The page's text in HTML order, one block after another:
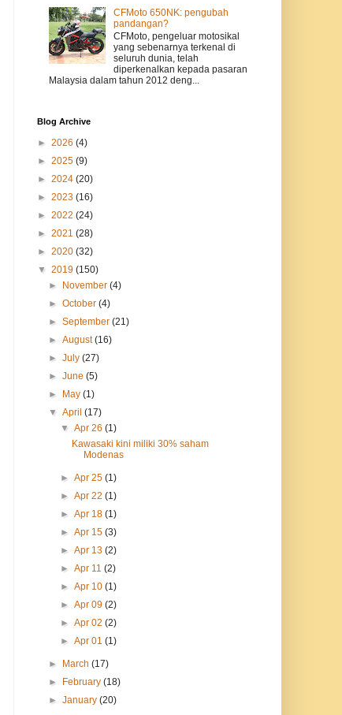
CFMoto 650NK: pengubah
pandangan?
CFMoto, pengeluar motosikal
yang sebenarnya terkenal di
seluruh dunia, telah
diperkenalkan kepada pasaran
Malaysia dalam tahun 2012 deng...
Blog Archive
► 2026 (4)
► 2025 (9)
► 2024 (20)
► 2023 (16)
► 2022 (24)
► 2021 (28)
► 2020 (32)
▼ 2019 (150)
► November(4)
►October(4)
►September(21)
►August(16)
►July(27)
►June(5)
► May(1)
▼April(17)
▼ Apr 26 (1)
Kawasaki kini miliki 30% saham
Modenas
► Apr 25 (1)
► Apr 22 (1)
► Apr 18 (1)
► Apr 15 (3)
► Apr 13 (2)
► Apr 11 (2)
► Apr 10 (1)
► Apr 09 (2)
► Apr 02 (2)
► Apr 01 (1)
► March(17)
► February(18)
►January(20)